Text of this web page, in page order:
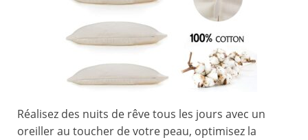
Réalisez des nuits de rêve tous les jours avec un
oreiller au toucher de votre peau, optimisez la